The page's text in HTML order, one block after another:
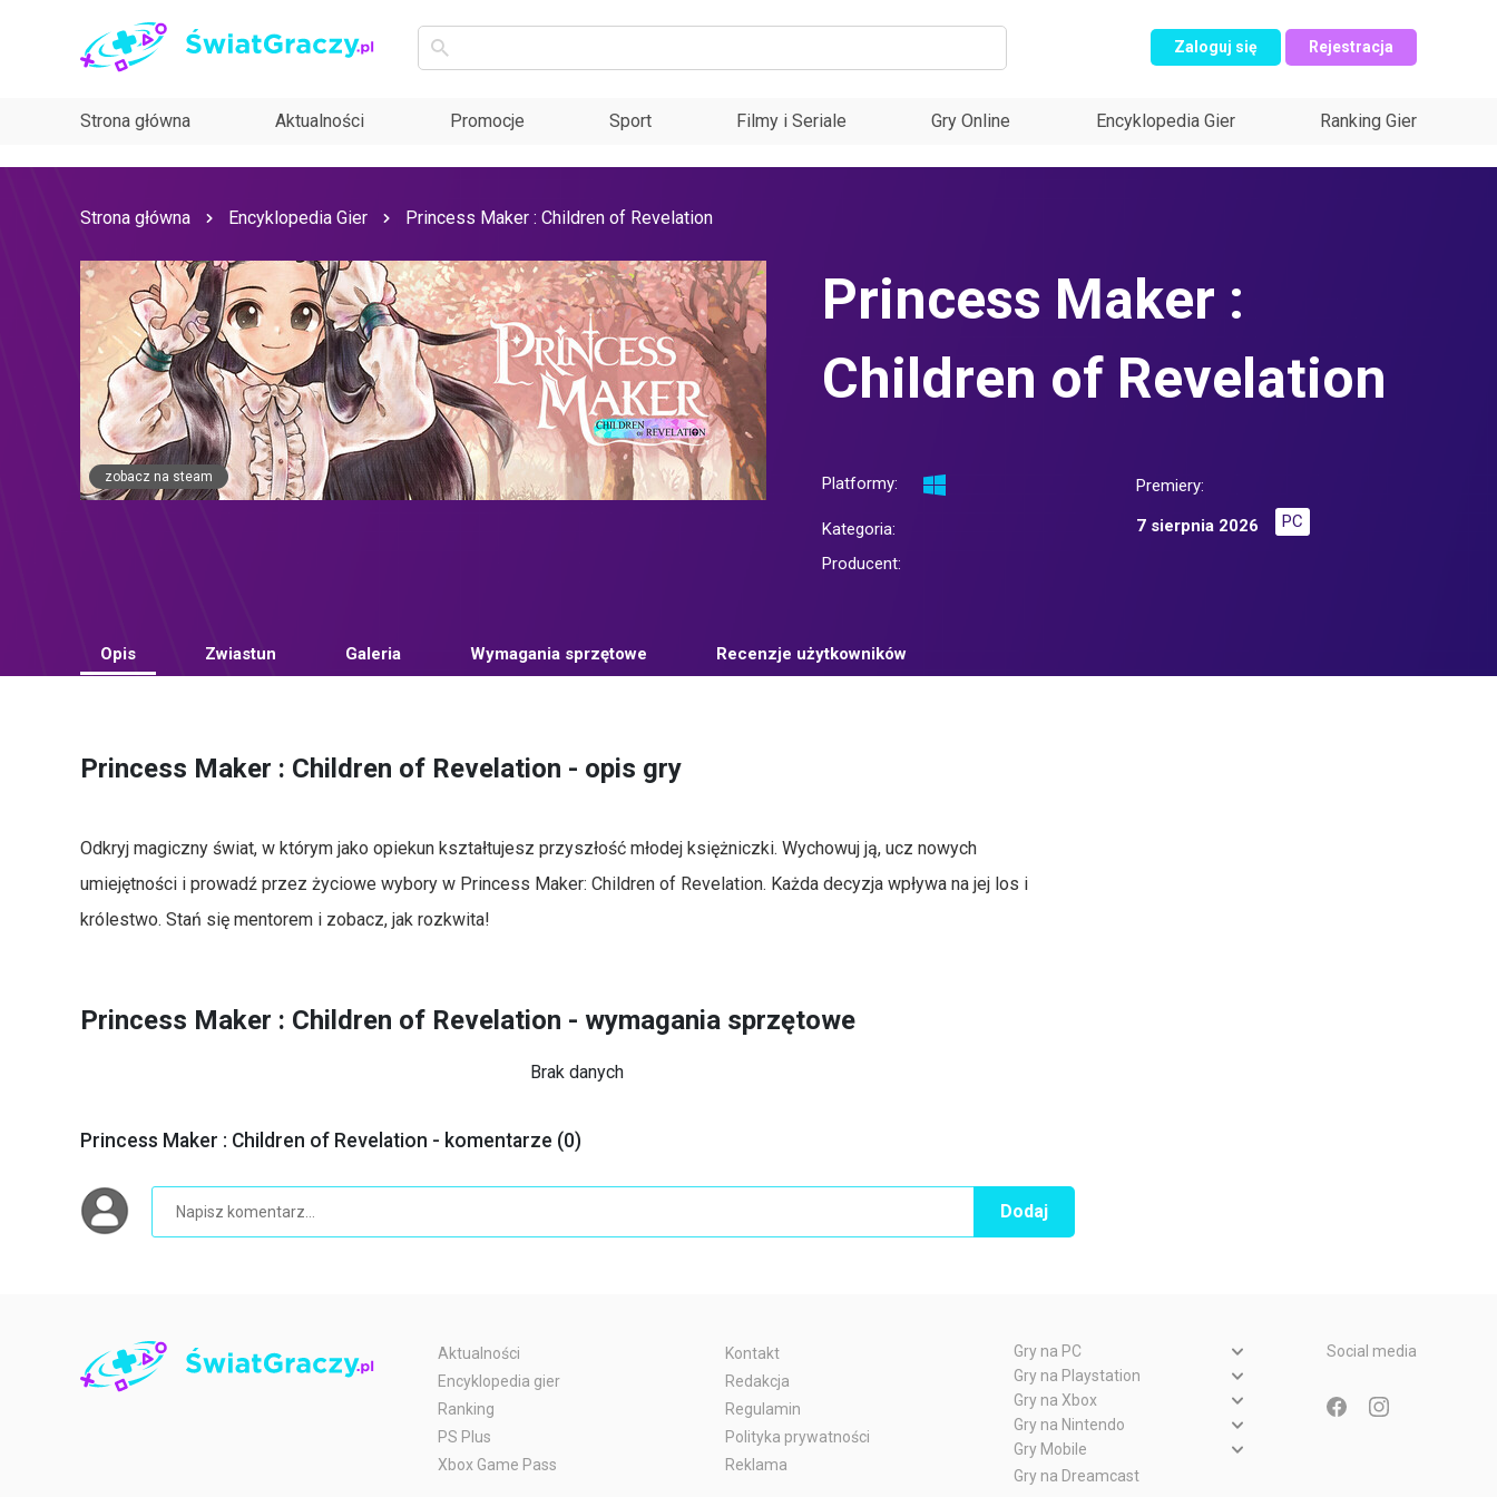
Zaloguj się Rejestracja
Strona główna Aktualności Promocje Sport Filmy i Seriale Gry Online Encyklopedia Gier Ranking Gier
Strona główna Encyklopedia Gier Princess Maker : Children of Revelation
zobacz na steam
Princess Maker :
Children of Revelation
Platformy:
Kategoria:
Producent:
Premiery:
7 sierpnia 2026
PC
Opis Zwiastun Galeria Wymagania sprzętowe Recenzje użytkowników
Princess Maker : Children of Revelation - opis gry
Odkryj magiczny świat, w którym jako opiekun kształtujesz przyszłość młodej księżniczki. Wychowuj ją, ucz nowych
umiejętności i prowadź przez życiowe wybory w Princess Maker: Children of Revelation. Każda decyzja wpływa na jej los i
królestwo. Stań się mentorem i zobacz, jak rozkwita!
Princess Maker : Children of Revelation - wymagania sprzętowe
Brak danych
Princess Maker : Children of Revelation - komentarze (0)
Dodaj
Aktualności
Encyklopedia gier
Ranking
PS Plus
Xbox Game Pass
Kontakt
Redakcja
Regulamin
Polityka prywatności
Reklama
Gry na PC
Gry PC
Gry WWW
Gry na Playstation
Gry PlayStation 5
Gry PlayStation 4
Gry PlayStation 3
Gry PlayStation 2
Gry na Xbox
Gry Xbox Series X
Gry Xbox One
Gry Xbox 360
Gry na Nintendo
Gry Nintendo Switch
Gry Nintendo Wii
Gry Mobile
Gry Android
Gry na Dreamcast
Social media